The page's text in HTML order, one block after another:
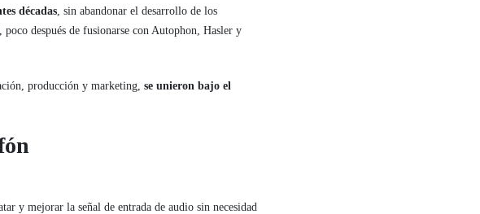
décadas, sin abandonar el desarrollo de los
, poco después de fusionarse con Autophon, Hasler y
producción y marketing, se unieron bajo el
y mejorar la señal de entrada de audio sin necesidad